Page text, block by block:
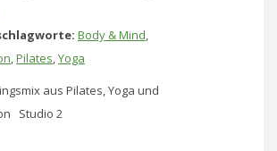
Body & Mind,
,Pilates,Yoga
aus Pilates, Yoga und
Studio 2